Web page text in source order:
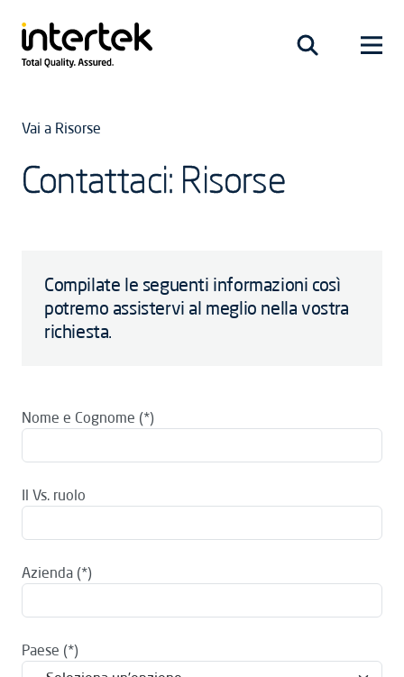
Vai a Risorse
Contattaci: Risorse
Compilate le seguenti informazioni così
potremo assistervi al meglio nella vostra
richiesta.
Nome e Cognome
Il Vs. ruolo
Azienda
Paese